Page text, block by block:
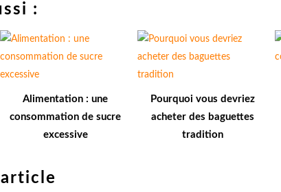
:
Alimentation : une
consommation de sucre
excessive
Pourquoi vous devriez
acheter des baguettes
tradition